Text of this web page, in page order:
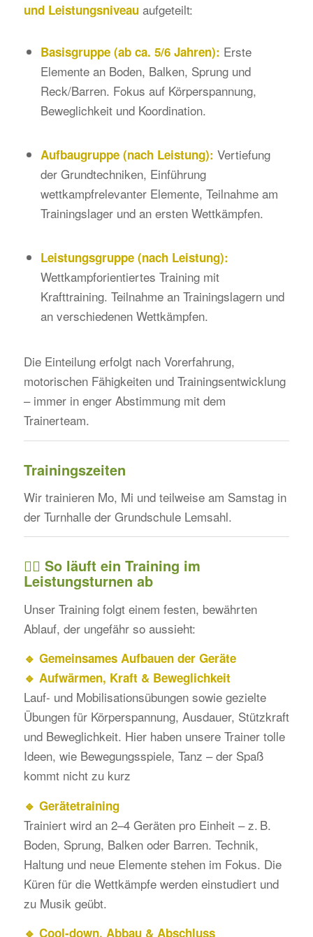
und Leistungsniveauaufgeteilt:
Basisgruppe (ab ca. 5/6 Jahren): Erste
Elemente an Boden, Balken, Sprung und
Reck/Barren. Fokus auf Körperspannung,
Beweglichkeit und Koordination.
Aufbaugruppe (nach Leistung): Vertiefung
der Grundtechniken, Einführung
wettkampfrelevanter Elemente, Teilnahme am
Trainingslager und an ersten Wettkämpfen.
Leistungsgruppe (nach Leistung):
Wettkampforientiertes Training mit
Krafttraining. Teilnahme an Trainingslagern und
an verschiedenen Wettkämpfen.
Die Einteilung erfolgt nach Vorerfahrung,
motorischen Fähigkeiten und Trainingsentwicklung
– immer in enger Abstimmung mit dem
Trainerteam.
Trainingszeiten
Wir trainieren Mo, Mi und teilweise am Samstag in
der Turnhalle der Grundschule Lemsahl.
🏋️‍♀️ So läuft ein Training im
Leistungsturnen ab
Unser Training folgt einem festen, bewährten
Ablauf, der ungefähr so aussieht:
🔹 Gemeinsames Aufbauen der Geräte
🔹 Aufwärmen, Kraft & Beweglichkeit
Lauf- und Mobilisationsübungen sowie gezielte
Übungen für Körperspannung, Ausdauer, Stützkraft
und Beweglichkeit. Hier haben unsere Trainer tolle
Ideen, wie Bewegungsspiele, Tanz – der Spaß
kommt nicht zu kurz
🔹 Gerätetraining
Trainiert wird an 2–4 Geräten pro Einheit – z. B.
Boden, Sprung, Balken oder Barren. Technik,
Haltung und neue Elemente stehen im Fokus. Die
Küren für die Wettkämpfe werden einstudiert und
zu Musik geübt.
🔹 Cool-down, Abbau & Abschluss